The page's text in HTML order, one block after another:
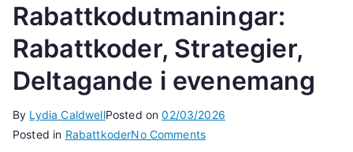
Rabattkodutmaningar:
Rabattkoder, Strategier,
Deltagande i evenemang
By Lydia CaldwellPosted on02/03/2026
Posted in RabattkoderNo Commentson